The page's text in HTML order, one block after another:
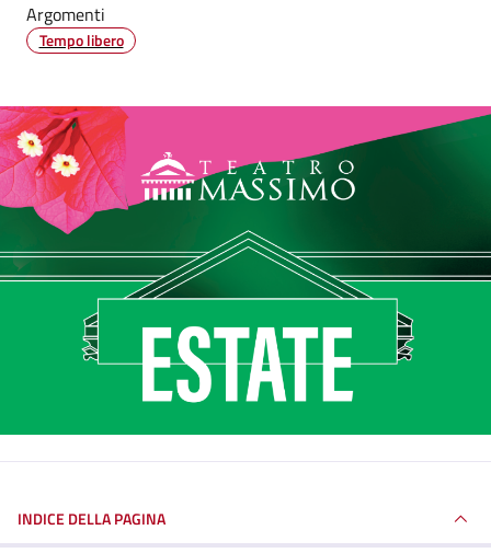
Argomenti
Tempo libero
INDICE DELLA PAGINA